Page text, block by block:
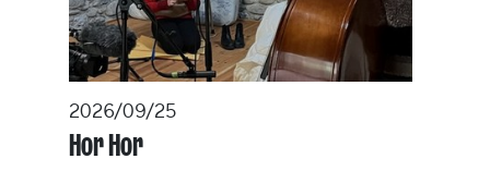
2026/09/25
Hor Hor